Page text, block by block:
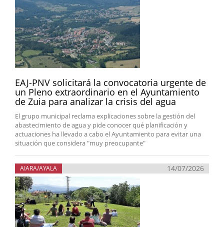
EAJ-PNV solicitará la convocatoria urgente de
un Pleno extraordinario en el Ayuntamiento
de Zuia para analizar la crisis del agua
El grupo municipal reclama explicaciones sobre la gestión del
abastecimiento de agua y pide conocer qué planificación y
actuaciones ha llevado a cabo el Ayuntamiento para evitar una
situación que considera "muy preocupante"
AIARA/AYALA 14/07/2026